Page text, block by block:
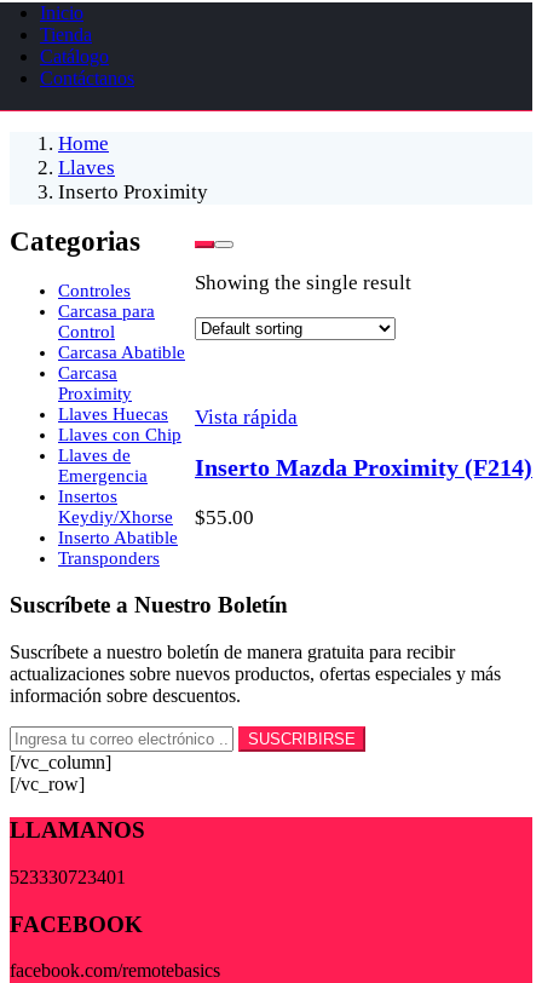
Inicio
Tienda
Catálogo
Contáctanos
Home
Llaves
Inserto Proximity
Showing the single result
Vista rápida
Inserto Mazda Proximity (F214)
$55.00
Categorias
Controles
Carcasa para
Control
Carcasa Abatible
Carcasa
Proximity
Llaves Huecas
Llaves con Chip
Llaves de
Emergencia
Insertos
Keydiy/Xhorse
Inserto Abatible
Transponders
Suscríbete a Nuestro Boletín
Suscríbete a nuestro boletín de manera gratuita para recibir
actualizaciones sobre nuevos productos, ofertas especiales y más
información sobre descuentos.
[/vc_column]
[/vc_row]
LLAMANOS
523330723401
FACEBOOK
facebook.com/remotebasics